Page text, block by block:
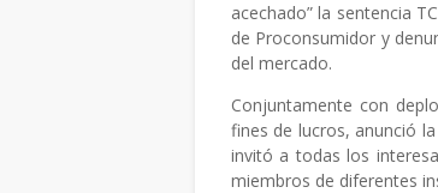
acechado” la sentencia
de Proconsumidor y
del mercado.
Conjuntamente con
fines de lucros, anunció
invitó a todas los
miembros de diferentes